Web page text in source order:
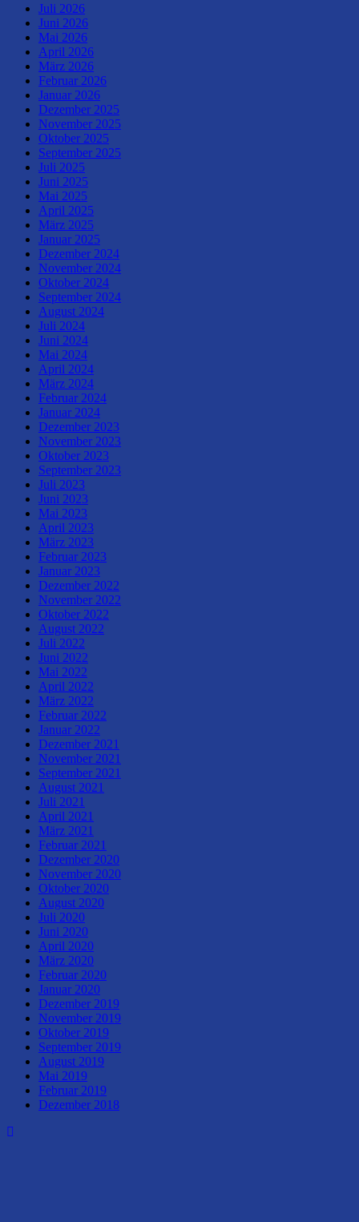
Juli 2026
Juni 2026
Mai 2026
April 2026
März 2026
Februar 2026
Januar 2026
Dezember 2025
November 2025
Oktober 2025
September 2025
Juli 2025
Juni 2025
Mai 2025
April 2025
März 2025
Januar 2025
Dezember 2024
November 2024
Oktober 2024
September 2024
August 2024
Juli 2024
Juni 2024
Mai 2024
April 2024
März 2024
Februar 2024
Januar 2024
Dezember 2023
November 2023
Oktober 2023
September 2023
Juli 2023
Juni 2023
Mai 2023
April 2023
März 2023
Februar 2023
Januar 2023
Dezember 2022
November 2022
Oktober 2022
August 2022
Juli 2022
Juni 2022
Mai 2022
April 2022
März 2022
Februar 2022
Januar 2022
Dezember 2021
November 2021
September 2021
August 2021
Juli 2021
April 2021
März 2021
Februar 2021
Dezember 2020
November 2020
Oktober 2020
August 2020
Juli 2020
Juni 2020
April 2020
März 2020
Februar 2020
Januar 2020
Dezember 2019
November 2019
Oktober 2019
September 2019
August 2019
Mai 2019
Februar 2019
Dezember 2018